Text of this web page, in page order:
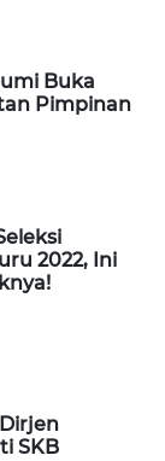
Buka
Pimpinan
2022, Ini
SKB